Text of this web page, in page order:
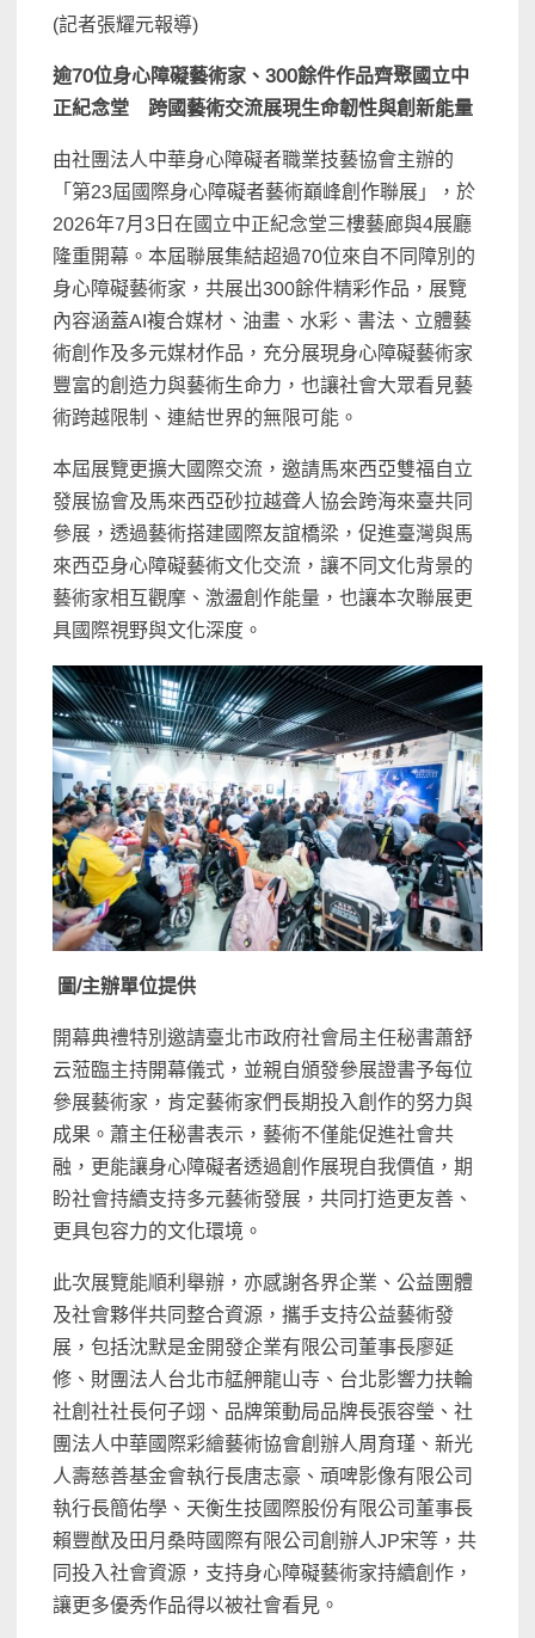
(記者張耀元報導)
逾70位身心障礙藝術家、300餘件作品齊聚國立中
正紀念堂 跨國藝術交流展現生命韌性與創新能量
由社團法人中華身心障礙者職業技藝協會主辦的
「第23屆國際身心障礙者藝術巔峰創作聯展」，於
2026年7月3日在國立中正紀念堂三樓藝廊與4展廳
隆重開幕。本屆聯展集結超過70位來自不同障別的
身心障礙藝術家，共展出300餘件精彩作品，展覽
內容涵蓋AI複合媒材、油畫、水彩、書法、立體藝
術創作及多元媒材作品，充分展現身心障礙藝術家
豐富的創造力與藝術生命力，也讓社會大眾看見藝
術跨越限制、連結世界的無限可能。
本屆展覽更擴大國際交流，邀請馬來西亞雙福自立
發展協會及馬來西亞砂拉越聋人協会跨海來臺共同
參展，透過藝術搭建國際友誼橋梁，促進臺灣與馬
來西亞身心障礙藝術文化交流，讓不同文化背景的
藝術家相互觀摩、激盪創作能量，也讓本次聯展更
具國際視野與文化深度。
圖/主辦單位提供
開幕典禮特別邀請臺北市政府社會局主任秘書蕭舒
云蒞臨主持開幕儀式，並親自頒發參展證書予每位
參展藝術家，肯定藝術家們長期投入創作的努力與
成果。蕭主任秘書表示，藝術不僅能促進社會共
融，更能讓身心障礙者透過創作展現自我價值，期
盼社會持續支持多元藝術發展，共同打造更友善、
更具包容力的文化環境。
此次展覽能順利舉辦，亦感謝各界企業、公益團體
及社會夥伴共同整合資源，攜手支持公益藝術發
展，包括沈默是金開發企業有限公司董事長廖延
修、財團法人台北市艋舺龍山寺、台北影響力扶輪
社創社社長何子翊、品牌策動局品牌長張容瑩、社
團法人中華國際彩繪藝術協會創辦人周育瑾、新光
人壽慈善基金會執行長唐志豪、頑啤影像有限公司
執行長簡佑學、天衡生技國際股份有限公司董事長
賴豐猷及田月桑時國際有限公司創辦人JP宋等，共
同投入社會資源，支持身心障礙藝術家持續創作，
讓更多優秀作品得以被社會看見。